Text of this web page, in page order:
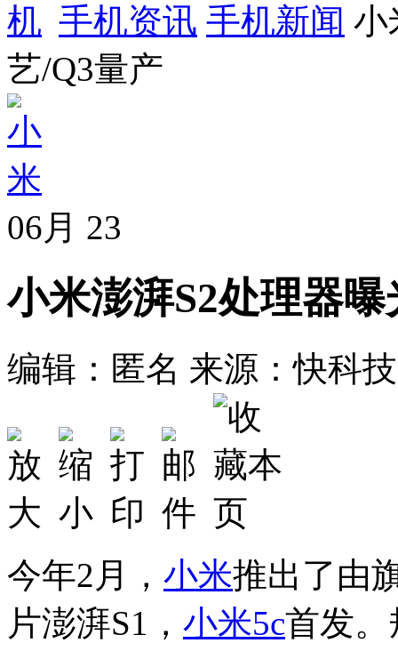
手机资讯 手机新闻 小
艺/Q3量产
06月 23
小米澎湃S2处理器
编辑：匿名 来源：快科技
今年2月， 小米推出了由
片澎湃S1， 小米5c首发